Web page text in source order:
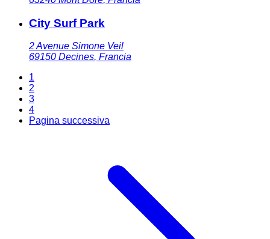
City Surf Park
2 Avenue Simone Veil
69150 Decines, Francia
1
2
3
4
Pagina successiva